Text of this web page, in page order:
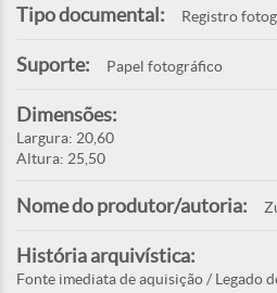
Tipo documental: Registro
Suporte: Papel fotográfico
Dimensões:
Largura: 20,60
Altura: 25,50
Nome do produtor/autoria:
História arquivística:
Fonte imediata de aquisição / Legado